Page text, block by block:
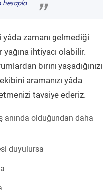
hesapla
”
zamanı gelmediği
yağına ihtiyacı olabilir.
birini yaşadığınızı
aramanızı yâda
tavsiye ederiz.
anında olduğundan daha
duyulursa